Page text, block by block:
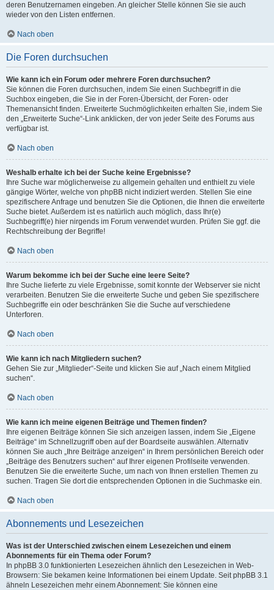
deren Benutzernamen eingeben. An gleicher Stelle können Sie sie auch
wieder von den Listen entfernen.
Nach oben
Die Foren durchsuchen
Wie kann ich ein Forum oder mehrere Foren durchsuchen?
Sie können die Foren durchsuchen, indem Sie einen Suchbegriff in die
Suchbox eingeben, die Sie in der Foren-Übersicht, der Foren- oder
Themenansicht finden. Erweiterte Suchmöglichkeiten erhalten Sie, indem Sie
den „Erweiterte Suche“-Link anklicken, der von jeder Seite des Forums aus
verfügbar ist.
Nach oben
Weshalb erhalte ich bei der Suche keine Ergebnisse?
Ihre Suche war möglicherweise zu allgemein gehalten und enthielt zu viele
gängige Wörter, welche von phpBB nicht indiziert werden. Stellen Sie eine
spezifischere Anfrage und benutzen Sie die Optionen, die Ihnen die erweiterte
Suche bietet. Außerdem ist es natürlich auch möglich, dass Ihr(e)
Suchbegriff(e) hier nirgends im Forum verwendet wurden. Prüfen Sie ggf. die
Rechtschreibung der Begriffe!
Nach oben
Warum bekomme ich bei der Suche eine leere Seite?
Ihre Suche lieferte zu viele Ergebnisse, somit konnte der Webserver sie nicht
verarbeiten. Benutzen Sie die erweiterte Suche und geben Sie spezifischere
Suchbegriffe ein oder beschränken Sie die Suche auf verschiedene
Unterforen.
Nach oben
Wie kann ich nach Mitgliedern suchen?
Gehen Sie zur „Mitglieder“-Seite und klicken Sie auf „Nach einem Mitglied
suchen“.
Nach oben
Wie kann ich meine eigenen Beiträge und Themen finden?
Ihre eigenen Beiträge können Sie sich anzeigen lassen, indem Sie „Eigene
Beiträge“ im Schnellzugriff oben auf der Boardseite auswählen. Alternativ
können Sie auch „Ihre Beiträge anzeigen“ in Ihrem persönlichen Bereich oder
„Beiträge des Benutzers suchen“ auf Ihrer eigenen Profilseite verwenden.
Benutzen Sie die erweiterte Suche, um nach von Ihnen erstellen Themen zu
suchen. Tragen Sie dort die entsprechenden Optionen in die Suchmaske ein.
Nach oben
Abonnements und Lesezeichen
Was ist der Unterschied zwischen einem Lesezeichen und einem
Abonnements für ein Thema oder Forum?
In phpBB 3.0 funktionierten Lesezeichen ähnlich den Lesezeichen in Web-
Browsern: Sie bekamen keine Informationen bei einem Update. Seit phpBB 3.1
ähneln Lesezeichen mehr einem Abonnement: Sie können eine